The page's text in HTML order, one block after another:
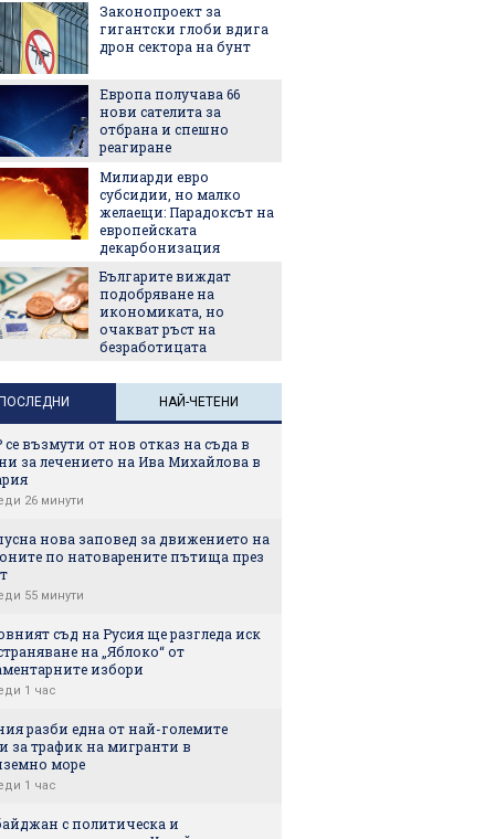
Законопроект за
гигантски глоби вдига
дрон сектора на бунт
Европа получава 66
нови сателита за
отбрана и спешно
реагиране
Милиарди евро
субсидии, но малко
желаещи: Парадоксът на
европейската
декарбонизация
Българите виждат
подобряване на
икономиката, но
очакват ръст на
безработицата
НАЙ-ЧЕТЕНИ
възмути от нов отказ на съда в
за лечението на Ива Михайлова в
26 минути
нова заповед за движението на
по натоварените пътища през
55 минути
съд на Русия ще разгледа иск
на „Яблоко“ от
избори
1 час
разби една от най-големите
за трафик на мигранти в
море
1 час
с политическа и